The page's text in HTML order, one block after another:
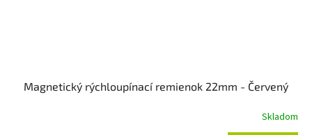
Magnetický rýchloupínací remienok 22mm - Červený
Skladom